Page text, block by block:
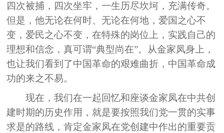
四次被捕，四次坐牢，一生历尽坎坷，充满传奇。
但是，他无论在何时、无论在何地，爱国之心不
变，爱民之心不变，在特殊的岗位上，实践自己的
理想和信念，真可谓“典型尚在”。从金家凤身上，
也让我们看到了中国革命的艰难曲折，中国革命成
功的来之不易。
现在，我们在一起回忆和座谈金家凤在中共创
建时期的历史作用，就是要按照我们党一贯的实事
求是的路线，肯定金家凤在党创建中作出的重要贡